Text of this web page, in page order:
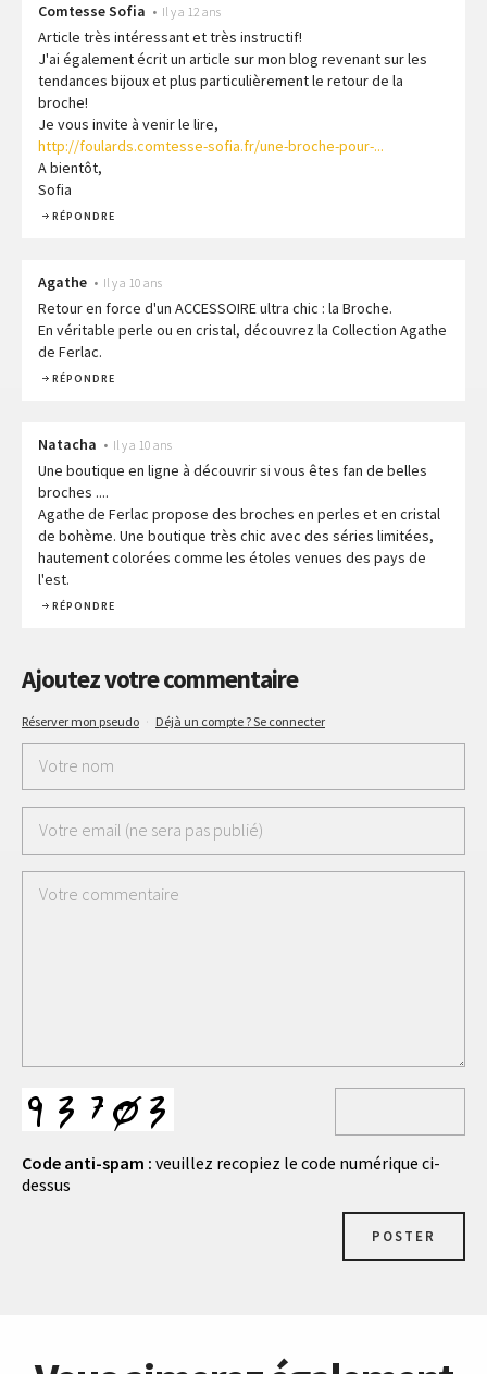
Comtesse Sofia • Il y a 12 ans
Article très intéressant et très instructif!
J'ai également écrit un article sur mon blog revenant sur les
tendances bijoux et plus particulièrement le retour de la
broche!
Je vous invite à venir le lire,
http://foulards.comtesse-sofia.fr/une-broche-pour-...
A bientôt,
Sofia
RÉPONDRE
Agathe • Il y a 10 ans
Retour en force d'un ACCESSOIRE ultra chic : la Broche.
En véritable perle ou en cristal, découvrez la Collection Agathe
de Ferlac.
RÉPONDRE
Natacha • Il y a 10 ans
Une boutique en ligne à découvrir si vous êtes fan de belles
broches ....
Agathe de Ferlac propose des broches en perles et en cristal
de bohème. Une boutique très chic avec des séries limitées,
hautement colorées comme les étoles venues des pays de
l'est.
RÉPONDRE
Ajoutez votre commentaire
Réserver mon pseudo · Déjà un compte ? Se connecter
Code anti-spam : veuillez recopiez le code numérique ci-
dessus
POSTER